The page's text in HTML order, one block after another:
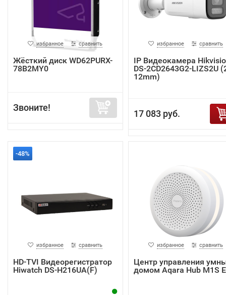
избранное сравнить
Жёсткий диск WD62PURX-
78B2MY0
Звоните!
избранное сравнить
IP Видеокамера
DS-2CD2643G2-LIZS2U
12mm)
17 083 руб.
-48%
избранное сравнить
HD-TVI Видеорегистратор
Hiwatch DS-H216UA(F)
избранное сравнить
Центр управления
домом Aqara Hub M1S